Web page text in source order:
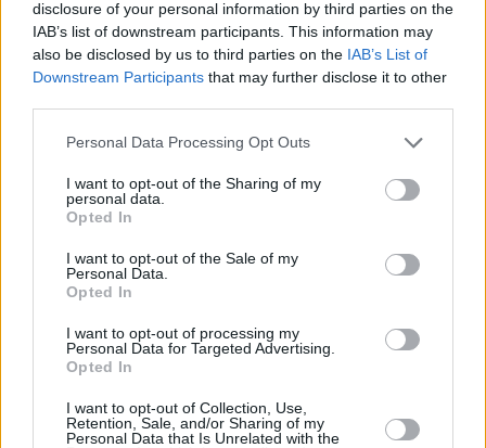
disclosure of your personal information by third parties on the
IAB’s list of downstream participants. This information may
also be disclosed by us to third parties on the IAB’s List of
Downstream Participants that may further disclose it to other
Personal Data Processing Opt Outs
I want to opt-out of the Sharing of my
personal data.
Opted In
I want to opt-out of the Sale of my
Personal Data.
Opted In
I want to opt-out of processing my
Personal Data for Targeted Advertising.
Opted In
I want to opt-out of Collection, Use,
Retention, Sale, and/or Sharing of my
Personal Data that Is Unrelated with the
PERSONĪBAS
«Mana eksistences forma kopš bērnības –
cīņa.» Lauris Dzelzītis par panikas lēkmēm,
vientulību un atgriešanos teātrī
PERSONISKS STĀSTS